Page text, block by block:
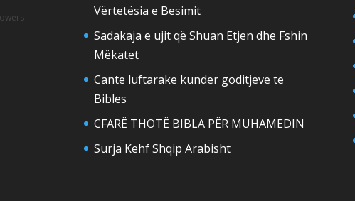
Vërtetësia e Besimit
Sadakaja e ujit që Shuan Etjen dhe Fshin
Mëkatet
Cante luftarake kunder goditjeve te
Bibles
CFARË THOTË BIBLA PËR MUHAMEDIN
Surja Kehf Shqip Arabisht